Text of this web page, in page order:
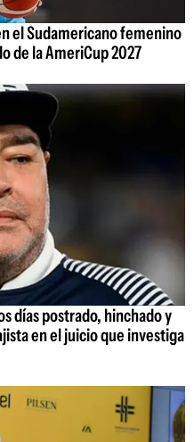
el Sudamericano femenino
de la AmeriCup 2027
días postrado, hinchado y
en el juicio que investiga